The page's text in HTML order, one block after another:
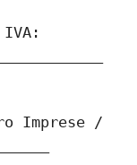
Imprese /